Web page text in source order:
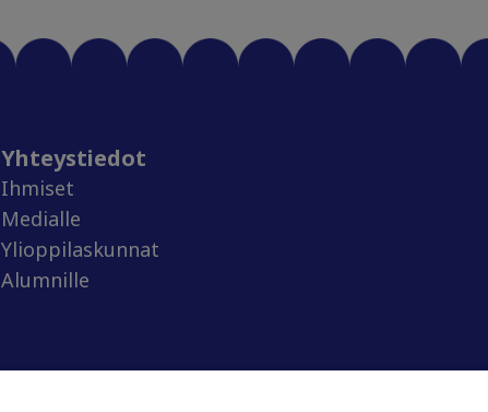
Yhteystiedot
Ihmiset
Medialle
Ylioppilaskunnat
Alumnille